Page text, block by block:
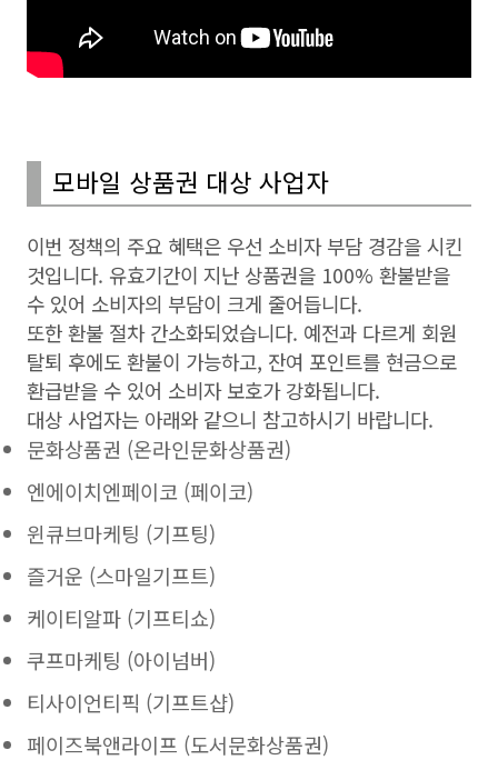
모바일 상품권 대상 사업자
이번 정책의 주요 혜택은 우선 소비자 부담 경감을 시킨
것입니다. 유효기간이 지난 상품권을 100% 환불받을
수 있어 소비자의 부담이 크게 줄어듭니다.
또한 환불 절차 간소화되었습니다. 예전과 다르게 회원
탈퇴 후에도 환불이 가능하고, 잔여 포인트를 현금으로
환급받을 수 있어 소비자 보호가 강화됩니다.
대상 사업자는 아래와 같으니 참고하시기 바랍니다.
문화상품권 (온라인문화상품권)
엔에이치엔페이코 (페이코)
윈큐브마케팅 (기프팅)
즐거운 (스마일기프트)
케이티알파 (기프티쇼)
쿠프마케팅 (아이넘버)
티사이언티픽 (기프트샵)
페이즈북앤라이프 (도서문화상품권)